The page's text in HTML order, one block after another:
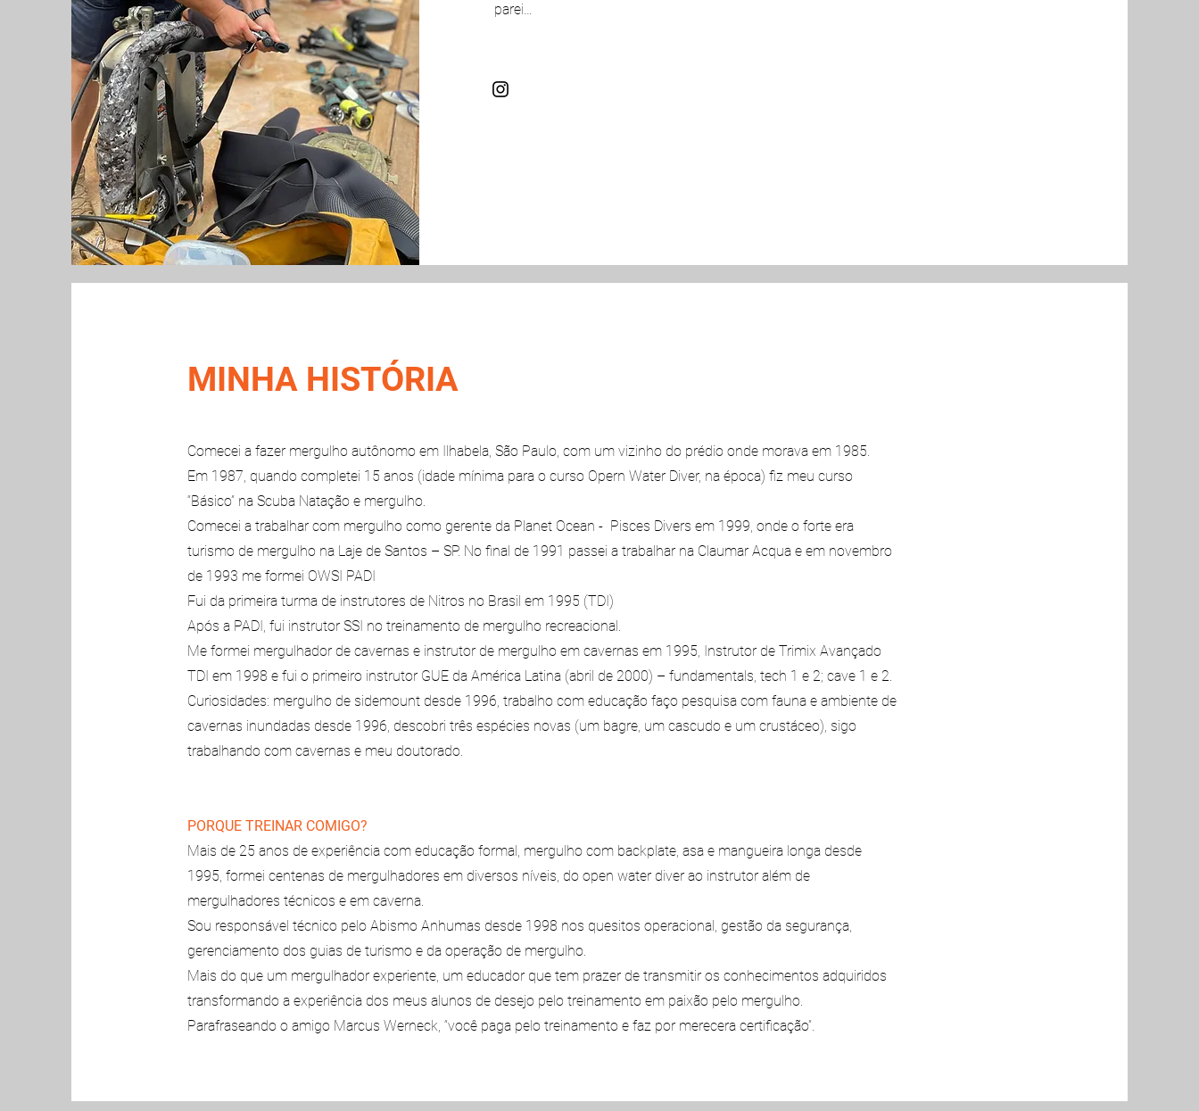
parei…
MINHA HISTÓRIA
Comecei a fazer mergulho autônomo em Ilhabela, São Paulo, com um vizinho do prédio onde morava em 1985.
Em 1987, quando completei 15 anos (idade mínima para o curso Opern Water Diver, na época) fiz meu curso
“Básico” na Scuba Natação e mergulho.
Comecei a trabalhar com mergulho como gerente da Planet Ocean - Pisces Divers em 1999, onde o forte era
turismo de mergulho na Laje de Santos – SP. No final de 1991 passei a trabalhar na Claumar Acqua e em novembro
de 1993 me formei OWSI PADI
Fui da primeira turma de instrutores de Nitros no Brasil em 1995 (TDI)
Após a PADI, fui instrutor SSI no treinamento de mergulho recreacional.
Me formei mergulhador de cavernas e instrutor de mergulho em cavernas em 1995, Instrutor de Trimix Avançado
TDI em 1998 e fui o primeiro instrutor GUE da América Latina (abril de 2000) – fundamentals, tech 1 e 2; cave 1 e 2.
Curiosidades: mergulho de sidemount desde 1996, trabalho com educação faço pesquisa com fauna e ambiente de
cavernas inundadas desde 1996, descobri três espécies novas (um bagre, um cascudo e um crustáceo), sigo
trabalhando com cavernas e meu doutorado.
PORQUE TREINAR COMIGO?
Mais de 25 anos de experiência com educação formal, mergulho com backplate, asa e mangueira longa desde
1995, formei centenas de mergulhadores em diversos níveis, do open water diver ao instrutor além de
mergulhadores técnicos e em caverna.
Sou responsável técnico pelo Abismo Anhumas desde 1998 nos quesitos operacional, gestão da segurança,
gerenciamento dos guias de turismo e da operação de mergulho.
Mais do que um mergulhador experiente, um educador que tem prazer de transmitir os conhecimentos adquiridos
transformando a experiência dos meus alunos de desejo pelo treinamento em paixão pelo mergulho.
Parafraseando o amigo Marcus Werneck, “você paga pelo treinamento e faz por merecera certificação”.